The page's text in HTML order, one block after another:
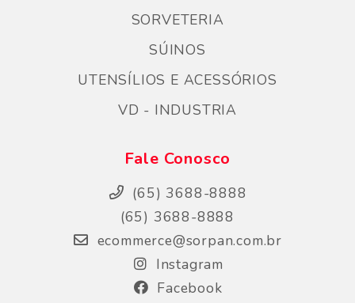
SORVETERIA
SÚINOS
UTENSÍLIOS E ACESSÓRIOS
VD - INDUSTRIA
Fale Conosco
(65) 3688-8888
(65) 3688-8888
ecommerce@sorpan.com.br
Instagram
Facebook